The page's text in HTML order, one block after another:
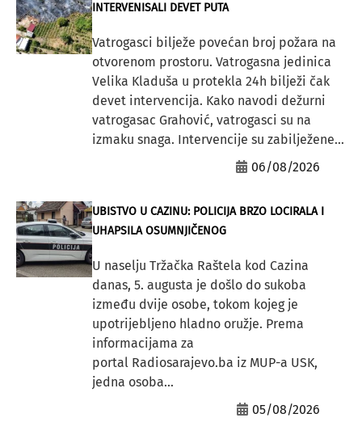
INTERVENISALI DEVET PUTA
Vatrogasci bilježe povećan broj požara na
otvorenom prostoru. Vatrogasna jedinica
Velika Kladuša u protekla 24h bilježi čak
devet intervencija. Kako navodi dežurni
vatrogasac Grahović, vatrogasci su na
izmaku snaga. Intervencije su zabilježene...
06/08/2026
UBISTVO U CAZINU: POLICIJA BRZO LOCIRALA I
UHAPSILA OSUMNJIČENOG
U naselju Tržačka Raštela kod Cazina
danas, 5. augusta je došlo do sukoba
između dvije osobe, tokom kojeg je
upotrijebljeno hladno oružje. Prema
informacijama za
portal Radiosarajevo.ba iz MUP-a USK,
jedna osoba...
05/08/2026